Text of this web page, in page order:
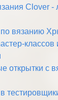
Clover -
по вязанию
классов
открытки с